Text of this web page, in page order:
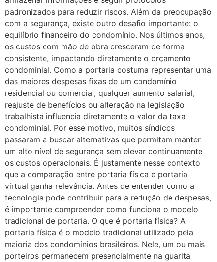
padronizados para reduzir riscos. Além da preocupação
com a segurança, existe outro desafio importante: o
equilíbrio financeiro do condomínio. Nos últimos anos,
os custos com mão de obra cresceram de forma
consistente, impactando diretamente o orçamento
condominial. Como a portaria costuma representar uma
das maiores despesas fixas de um condomínio
residencial ou comercial, qualquer aumento salarial,
reajuste de benefícios ou alteração na legislação
trabalhista influencia diretamente o valor da taxa
condominial. Por esse motivo, muitos síndicos
passaram a buscar alternativas que permitam manter
um alto nível de segurança sem elevar continuamente
os custos operacionais. É justamente nesse contexto
que a comparação entre portaria física e portaria
virtual ganha relevância. Antes de entender como a
tecnologia pode contribuir para a redução de despesas,
é importante compreender como funciona o modelo
tradicional de portaria. O que é portaria física? A
portaria física é o modelo tradicional utilizado pela
maioria dos condomínios brasileiros. Nele, um ou mais
porteiros permanecem presencialmente na guarita